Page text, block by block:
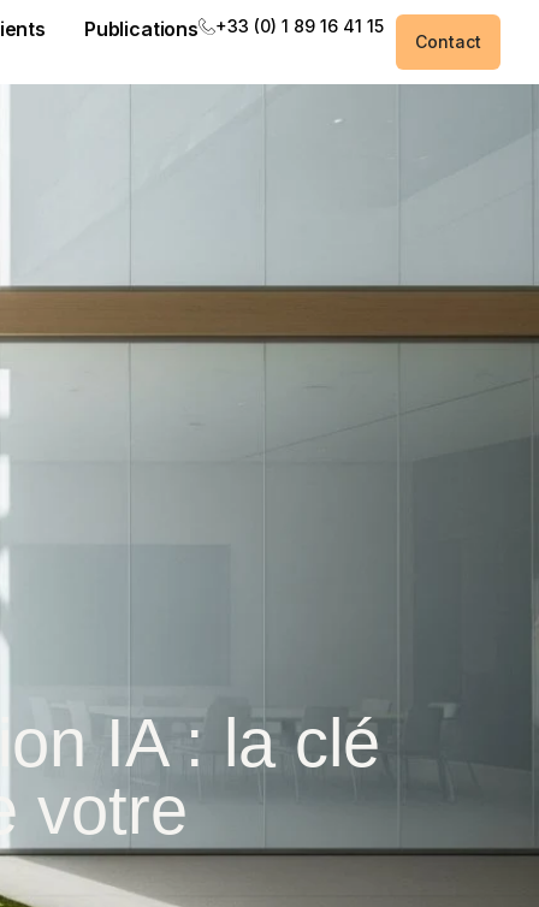
Publications +33 (0) 1 89 16 41 15
Contact
IA : la clé
votre